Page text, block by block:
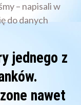
– napisali w
do danych
jednego z
nawet